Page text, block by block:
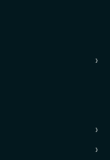
›
›
›